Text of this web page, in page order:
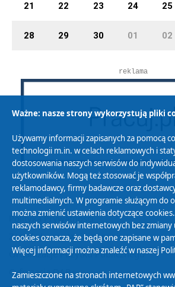
21 22 23 24 25
28 29 30 01 02
reklama
Polityka Prywatności
Zasady korzystania z Serwisu
Organizacje Pożytku Publicznego
Cyfryzacja DAB+
Ważne: nasze strony wykorzystują pliki
Używamy informacji zapisanych za pomocą
technologii m.in. w celach reklamowych i
dostosowania naszych serwisów do
użytkowników. Mogą też stosować je
reklamodawcy, firmy badawcze oraz
multimedialnych. W programie służącym do
można zmienić ustawienia dotyczące
naszych serwisów internetowych bez
cookies oznacza, że będą one zapisane w
Więcej informacji można znaleźć w naszej
Zamieszczone na stronach internetowych